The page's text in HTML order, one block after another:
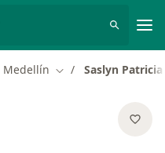
Medellín Cambiar de ciudad
Saslyn